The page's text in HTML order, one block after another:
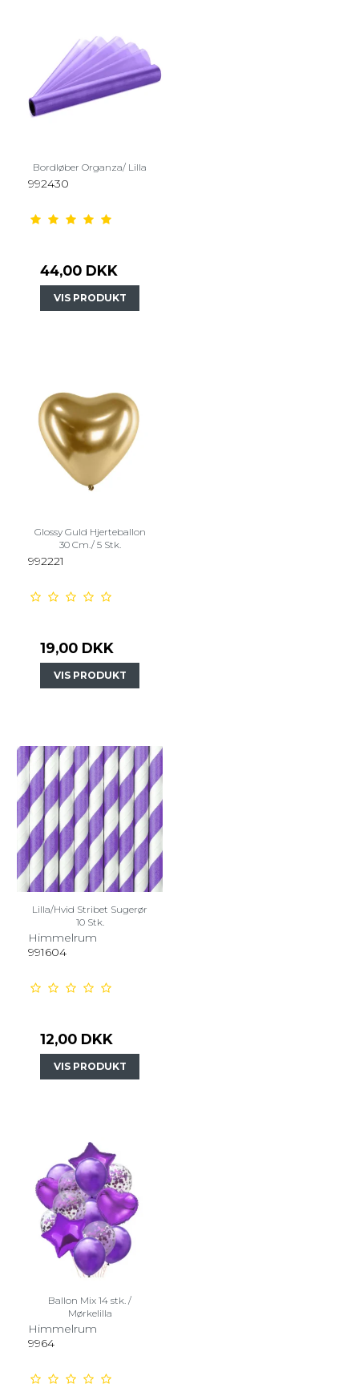
Bordløber Organza/ Lilla
992430
44,00 DKK
VIS PRODUKT
Glossy Guld Hjerteballon
30 Cm./ 5 Stk.
992221
19,00 DKK
VIS PRODUKT
Lilla/Hvid Stribet Sugerør
10 Stk.
Himmelrum
991604
12,00 DKK
VIS PRODUKT
Ballon Mix 14 stk. /
Mørkelilla
Himmelrum
9964